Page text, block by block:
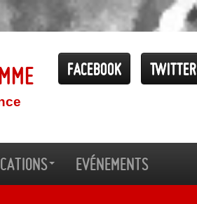
Twitter
Facebook
Evénements